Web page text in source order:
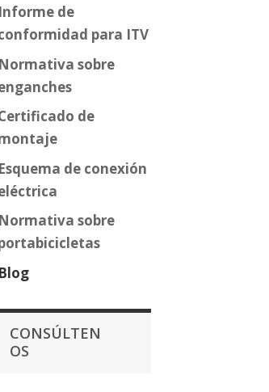
Informe de
para ITV
Normativa sobre
de
Esquema de conexión
Normativa sobre
Blog
CONSÚLTEN
OS